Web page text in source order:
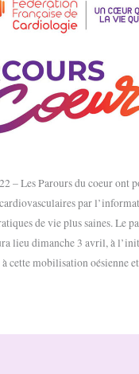
– Les Parours du coeur ont
par
de vie plus saines. Le
lieu dimanche 3 avril, à
cette mobilisation oésienne